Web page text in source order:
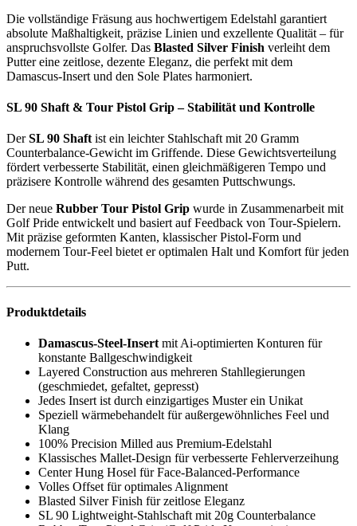
Die vollständige Fräsung aus hochwertigem Edelstahl garantiert
absolute Maßhaltigkeit, präzise Linien und exzellente Qualität – für
anspruchsvollste Golfer. Das Blasted Silver Finish verleiht dem
Putter eine zeitlose, dezente Eleganz, die perfekt mit dem
Damascus-Insert und den Sole Plates harmoniert.
SL 90 Shaft & Tour Pistol Grip – Stabilität und Kontrolle
DerSL 90 Shaftist ein leichter Stahlschaft mit 20 Gramm
Counterbalance-Gewicht im Griffende. Diese Gewichtsverteilung
fördert verbesserte Stabilität, einen gleichmäßigeren Tempo und
präzisere Kontrolle während des gesamten Puttschwungs.
Der neue Rubber Tour Pistol Grip wurde in Zusammenarbeit mit
Golf Pride entwickelt und basiert auf Feedback von Tour-Spielern.
Mit präzise geformten Kanten, klassischer Pistol-Form und
modernem Tour-Feel bietet er optimalen Halt und Komfort für jeden
Putt.
Produktdetails
Damascus-Steel-Insert mit Ai-optimierten Konturen für
konstante Ballgeschwindigkeit
Layered Construction aus mehreren Stahllegierungen
(geschmiedet, gefaltet, gepresst)
Jedes Insert ist durch einzigartiges Muster ein Unikat
Speziell wärmebehandelt für außergewöhnliches Feel und
Klang
100% Precision Milled aus Premium-Edelstahl
Klassisches Mallet-Design für verbesserte Fehlerverzeihung
Center Hung Hosel für Face-Balanced-Performance
Volles Offset für optimales Alignment
Blasted Silver Finish für zeitlose Eleganz
SL 90 Lightweight-Stahlschaft mit 20g Counterbalance